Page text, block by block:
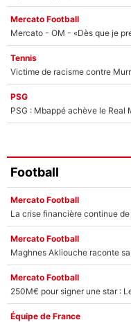
Mercato Football
Tennis
PSG
PSG : Mbappé achève le Real
Football
Mercato Football
Mercato Football
Mercato Football
Équipe de France